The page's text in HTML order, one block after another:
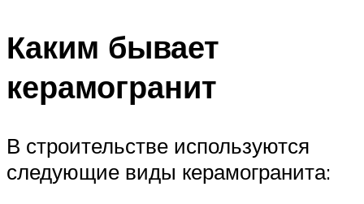
Каким бывает
керамогранит
В строительстве используются
следующие виды керамогранита: